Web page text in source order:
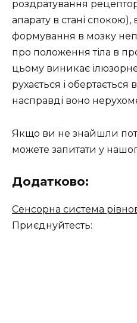
роздратування
апарату в стані спокою),
формування в мозку
про положення тіла в
цьому виникає ілюзорне
рухається і
насправді воно
Якщо ви не знайшли
можете запитати у
Додатково:
Сенсорна система
Приєднуйтесть: